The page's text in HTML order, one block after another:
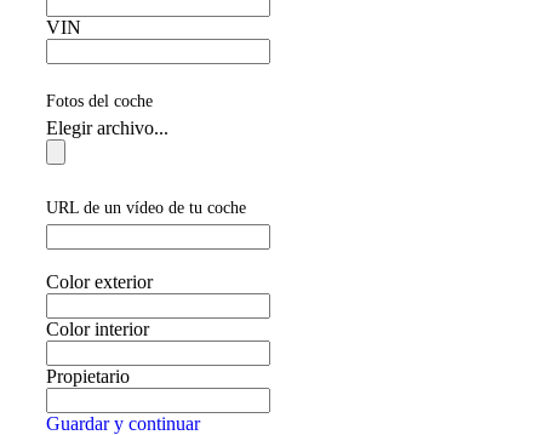
VIN
Fotos del coche
Elegir archivo...
URL de un vídeo de tu coche
Color exterior
Color interior
Propietario
Guardar y continuar